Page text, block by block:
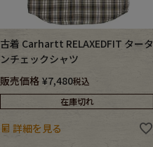
古着 Carhartt RELAXEDFIT タータ
ンチェックシャツ
販売価格 ¥7,480税込
在庫切れ
詳細を見る